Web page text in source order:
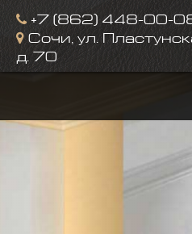
+7 (862) 448-00-
Сочи, ул.
д. 70